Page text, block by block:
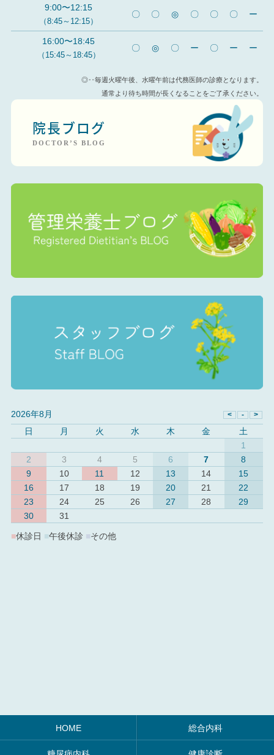
9:00〜12:15
（8:45～12:15）
〇 〇 ◎ 〇 〇 〇 ー
16:00〜18:45
（15:45～18:45）
〇 ◎ 〇 ー 〇 ー ー
◎‥毎週火曜午後、水曜午前は代務医師の診療となります。
通常より待ち時間が長くなることをご了承ください。
院長ブログ
DOCTOR’S BLOG
2026年8月
日
月 火 水 木 金
土
1
2
3 4 5 6 7
8
9
10 11 12 13 14
15
16
17 18 19 20 21
22
23
24 25 26 27 28
29
30
31
■休診日 ■午後休診 その他
HOME 総合内科